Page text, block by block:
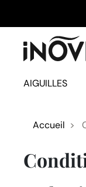
AIGUILLES
Accueil